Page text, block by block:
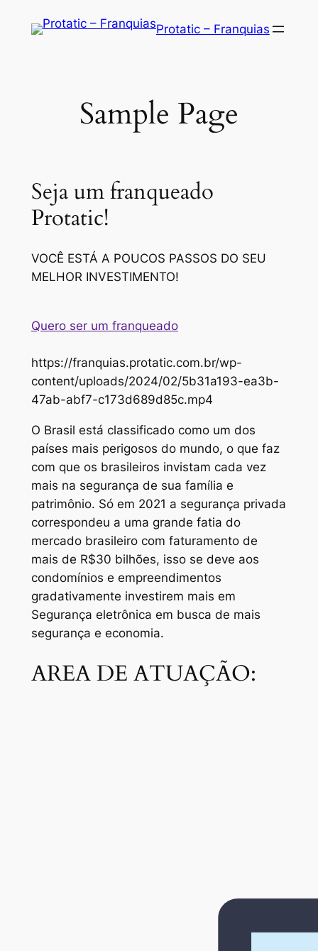
Protatic – Franquias
Sample Page
Seja um franqueado
Protatic!
VOCÊ ESTÁ A POUCOS PASSOS DO SEU
MELHOR INVESTIMENTO!
Quero ser um franqueado
https://franquias.protatic.com.br/wp-
content/uploads/2024/02/5b31a193-ea3b-
47ab-abf7-c173d689d85c.mp4
O Brasil está classificado como um dos
países mais perigosos do mundo, o que faz
com que os brasileiros invistam cada vez
mais na segurança de sua família e
patrimônio. Só em 2021 a segurança privada
correspondeu a uma grande fatia do
mercado brasileiro com faturamento de
mais de R$30 bilhões, isso se deve aos
condomínios e empreendimentos
gradativamente investirem mais em
Segurança eletrônica em busca de mais
segurança e economia.
AREA DE ATUAÇÃO: